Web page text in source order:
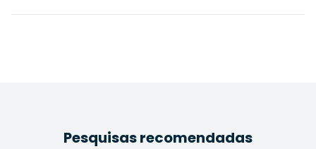
Pesquisas recomendadas